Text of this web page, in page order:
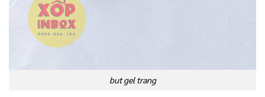
but gel trang